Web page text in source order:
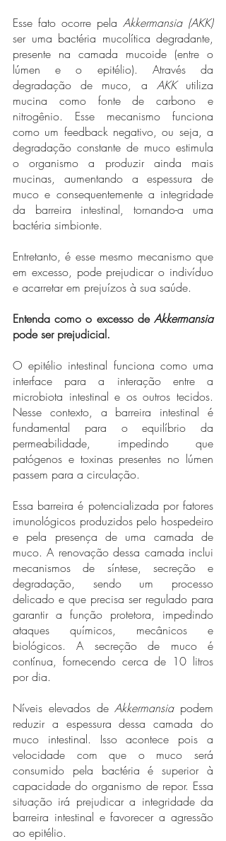
Esse fato ocorre pela Akkermansia (AKK)
ser uma bactéria mucolítica degradante,
presente na camada mucoide (entre o
lúmen e o epitélio). Através da
degradação de muco, a AKK utiliza
mucina como fonte de carbono e
nitrogênio. Esse mecanismo funciona
como um feedback negativo, ou seja, a
degradação constante de muco estimula
o organismo a produzir ainda mais
mucinas, aumentando a espessura de
muco e consequentemente a integridade
da barreira intestinal, tornando-a uma
bactéria simbionte.
Entretanto, é esse mesmo mecanismo que
em excesso, pode prejudicar o indivíduo
e acarretar em prejuízos à sua saúde.
Entenda como o excesso de Akkermansia
pode ser prejudicial.
O epitélio intestinal funciona como uma
interface para a interação entre a
microbiota intestinal e os outros tecidos.
Nesse contexto, a barreira intestinal é
fundamental para o equilíbrio da
permeabilidade, impedindo que
patógenos e toxinas presentes no lúmen
passem para a circulação.
Essa barreira é potencializada por fatores
imunológicos produzidos pelo hospedeiro
e pela presença de uma camada de
muco. A renovação dessa camada inclui
mecanismos de síntese, secreção e
degradação, sendo um processo
delicado e que precisa ser regulado para
garantir a função protetora, impedindo
ataques químicos, mecânicos e
biológicos. A secreção de muco é
contínua, fornecendo cerca de 10 litros
por dia.
Níveis elevados de Akkermansia podem
reduzir a espessura dessa camada do
muco intestinal. Isso acontece pois a
velocidade com que o muco será
consumido pela bactéria é superior à
capacidade do organismo de repor. Essa
situação irá prejudicar a integridade da
barreira intestinal e favorecer a agressão
ao epitélio.